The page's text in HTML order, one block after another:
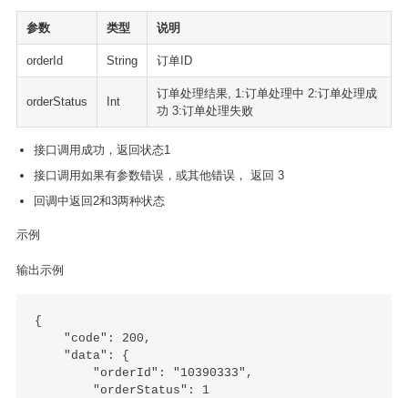
参数 类型 说明
orderId String 订单ID
orderStatus Int
订单处理结果, 1:订单处理中 2:订单处理成
功 3:订单处理失败
接口调用成功，返回状态1
接口调用如果有参数错误，或其他错误， 返回 3
回调中返回2和3两种状态
示例
输出示例
{
    "code": 200,
    "data": {
        "orderId": "10390333",
        "orderStatus": 1